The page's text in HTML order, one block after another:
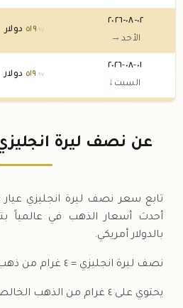
٠٢-٠٨-٢٠٢٦
الأحد →
٥١٩ .٩٧ دولار
٠١-٠٨-٢٠٢٦
السبت ↓
٥١٩ .٩٧ دولار
٥٢٨.٨٨ دولار
عن نصف ليرة انجليزي عيار
أحدث أسعار الذهب في عالمياً
بالدولار أمريكي.
نصف ليرة انجليزي = ٤ غرام من ذهب عيار ٢٤
يحتوي على ٤ غرام من الذهب الخالص